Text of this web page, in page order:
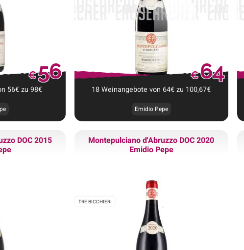
€56
56€zu 98€
€64
18 Weinangebotevon 64€zu 100,67€
Emidio Pepe
DOC 2015 Montepulciano d'Abruzzo DOC 2020
Emidio Pepe
TRE BICCHIERI